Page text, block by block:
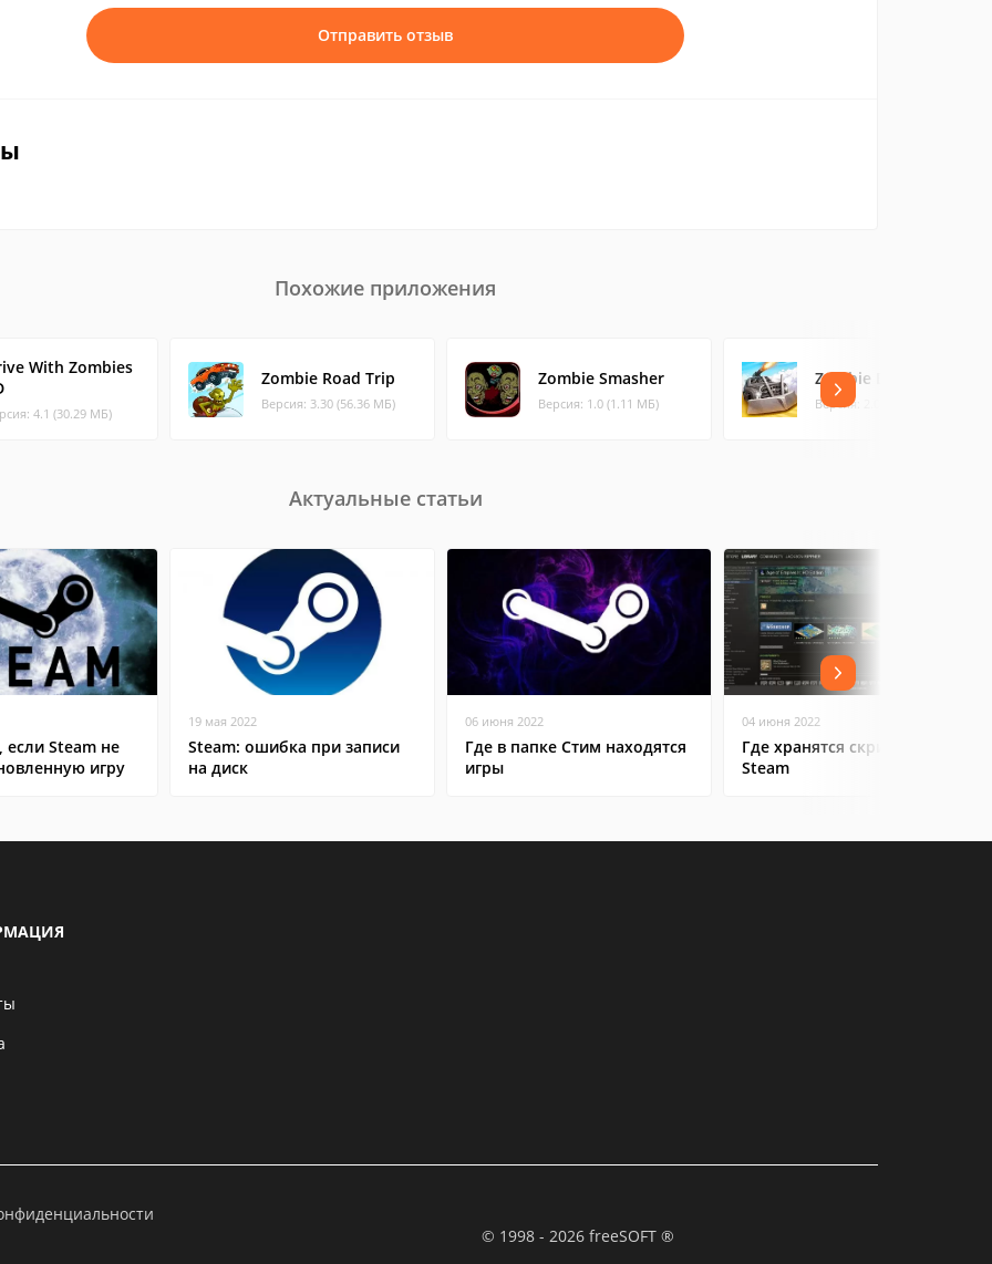
Отправить отзыв
Похожие приложения
With Zombies
4.1 (30.29 МБ)
Zombie Road Trip
Версия: 3.30 (56.36 МБ)
Zombie Smasher
Версия: 1.0 (1.11 МБ)
Zombie Derby
Версия: 2.0.6 (57.72 МБ)
Актуальные статьи
если Steam не
игру
19 мая 2022
Steam: ошибка при записи
на диск
06 июня 2022
Где в папке Стим находятся
игры
04 июня 2022
Где хранятся скриншоты в
Steam
© 1998 - 2026 freeSOFT ®